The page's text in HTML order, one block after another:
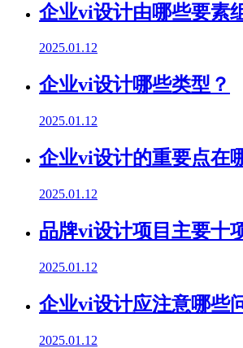
企业vi设计由哪些要素
2025.01.12
企业vi设计哪些类型？
2025.01.12
企业vi设计的重要点在
2025.01.12
品牌vi设计项目主要十
2025.01.12
企业vi设计应注意哪些
2025.01.12